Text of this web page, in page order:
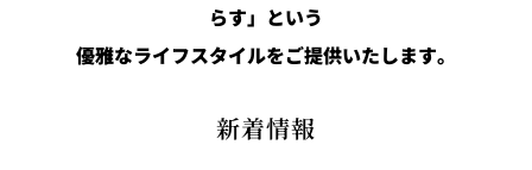
らす」という
優雅なライフスタイルをご提供いたします。
新着情報